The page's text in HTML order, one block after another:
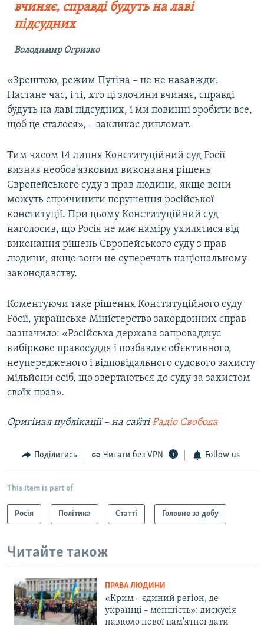
вчиняє, справді будуть на лаві
підсудних
Володимир Огризко
«Зрештою, режим Путіна – це не назавжди.
Настане час, і ті, хто ці злочини вчиняє, справді
будуть на лаві підсудних, і ми повинні зробити все,
щоб це сталося», – закликає дипломат.
Тим часом 14 липня Конституційний суд Росії
визнав необов'язковим виконання рішень
Європейського суду з прав людини, якщо вони
можуть спричинити порушення російської
конституції. При цьому Конституційний суд
наголосив, що Росія не має наміру ухилятися від
виконання рішень Європейського суду з прав
людини, якщо вони не суперечать національному
законодавству.
Коментуючи таке рішення Конституційного суду
Росії, українське Міністерство закордонних справ
зазначило: «Російська держава запроваджує
вибіркове правосуддя і позбавляє об’єктивного,
неупередженого і відповідального судового захисту
мільйони осіб, що звертаються до суду за захистом
своїх прав».
Оригінал публікації – на сайтіРадіо Свобода
Поділитись Читати без VPN Follow us
This item is part of
Росія Політика Статті Головне за добу
Читайте також
ПРАВА ЛЮДИНИ
«Крим – єдиний регіон, де
українці – меншість»: дискусія
навколо нової пам'ятної дати